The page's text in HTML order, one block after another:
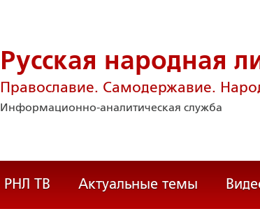
Русская народная
Православие. Самодержавие.
Информационно-аналитическая служба
РНЛ ТВ Актуальные темы